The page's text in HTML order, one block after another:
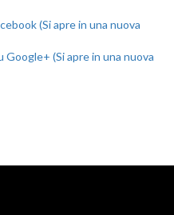
(Si apre in una nuova
Google+ (Si apre in una nuova